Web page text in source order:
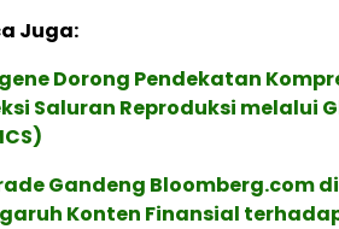
Juga:
Dorong Pendekatan
Saluran Reproduksi melalui
Gandeng Bloomberg.com
Konten Finansial